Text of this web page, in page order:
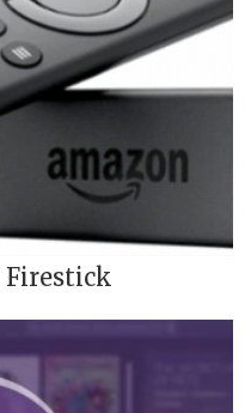
Firestick